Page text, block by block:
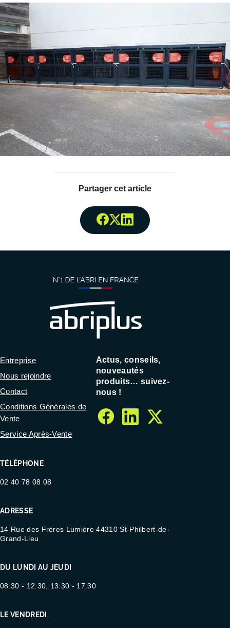
Partager cet article
Partager surFacebook
Partager surTwitter
Partager
TÉLÉPHONE
02 40 78 08 08
ADRESSE
14 Rue des Frères Lumière 44310 St-Philbert-de-
Grand-Lieu
DU LUNDI AU JEUDI
08:30 - 12:30, 13:30 - 17:30
LE VENDREDI
Entreprise
Nous rejoindre
Contact
Conditions Générales de
Vente
Service Après-Vente
Actus, conseils,
nouveautés
produits… suivez-
nous !
facebook
linkedin
twitter